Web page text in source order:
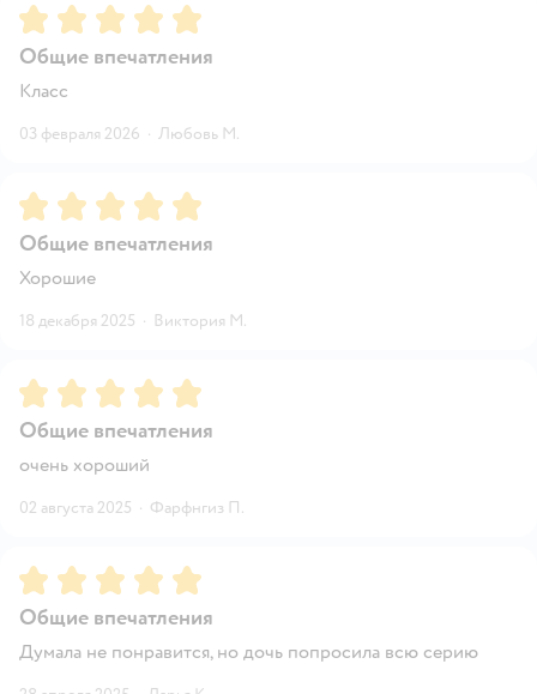
Рейтинг:5
Общие впечатления
Класс
03 февраля 2026 · Любовь М.
Рейтинг:5
Общие впечатления
Хорошие
18 декабря 2025 · Виктория М.
Рейтинг:5
Общие впечатления
очень хороший
02 августа 2025 · Фарфнгиз П.
Рейтинг:5
Общие впечатления
Думала не понравится, но дочь попросила всю серию